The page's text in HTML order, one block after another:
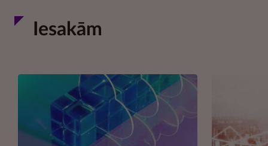
Iesakām